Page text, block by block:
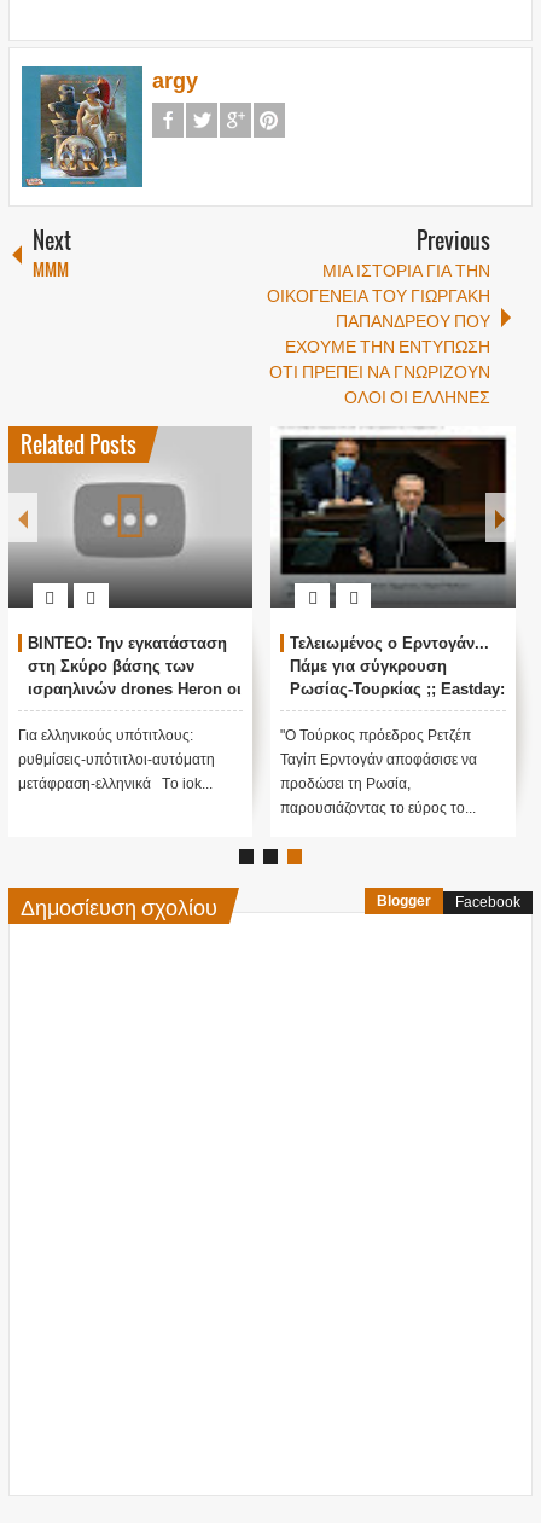
argy
Next
MMM
Previous
ΜΙΑ ΙΣΤΟΡΙΑ ΓΙΑ ΤΗΝ
ΟΙΚΟΓΕΝΕΙΑ ΤΟΥ ΓΙΩΡΓΑΚΗ
ΠΑΠΑΝΔΡΕΟΥ ΠΟΥ
ΕΧΟΥΜΕ ΤΗΝ ΕΝΤΥΠΩΣΗ
ΟΤΙ ΠΡΕΠΕΙ ΝΑ ΓΝΩΡΙΖΟΥΝ
ΟΛΟΙ ΟΙ ΕΛΛΗΝΕΣ
Related Posts
ΒΙΝΤΕΟ: Την εγκατάσταση
στη Σκύρο βάσης των
ισραηλινών drones Heron οι
ΤΟΥΡΚΟΙ την
χαρακτηρίζουν ως κίνηση
από την Ελλάδα που θα
προκαλέσει πόλεμο»
Για ελληνικούς υπότιτλους:
ρυθμίσεις-υπότιτλοι-αυτόματη
μετάφραση-ελληνικά Tο iok...
Τελειωμένος ο Ερντογάν...
Πάμε για σύγκρουση
Ρωσίας-Τουρκίας ;; Eastday:
Ο Ερντογάν αποφάσισε να
προδώσει τη Ρωσία
δίνοντας στο ΝΑΤΟ τις
συχνότητες των S 400!
"Ο Τούρκος πρόεδρος Ρετζέπ
Ταγίπ Ερντογάν αποφάσισε να
προδώσει τη Ρωσία,
παρουσιάζοντας το εύρος το...
Δημοσίευση σχολίου Blogger Facebook